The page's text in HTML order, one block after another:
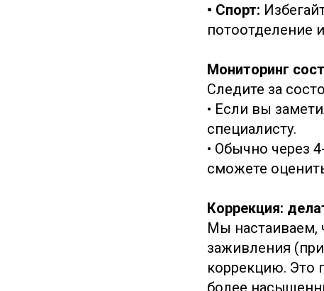
• Спорт:
потоотделение
Мониторинг
Следите за
• Если вы
специалисту.
• Обычно через
сможете
Коррекция:
Мы настаиваем,
заживления
коррекцию. Это
более